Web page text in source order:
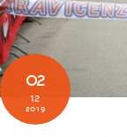
02
12
2019